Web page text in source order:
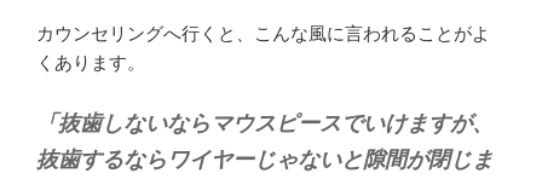
カウンセリングへ行くと、こんな風に言われることがよ
くあります。
「抜歯しないならマウスピースでいけますが、
抜歯するならワイヤーじゃないと隙間が閉じま